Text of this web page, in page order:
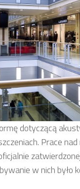
dotyczącą
Prace
w nich było